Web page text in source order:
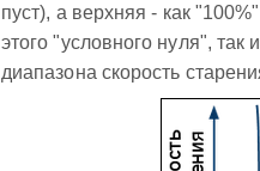
пуст), а верхняя - как
этого "условного нуля",
диапазона скорость